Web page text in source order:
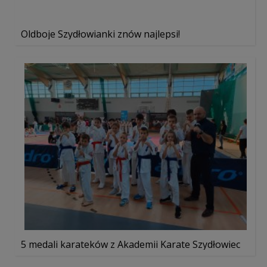
Oldboje Szydłowianki znów najlepsi!
5 medali karateków z Akademii Karate Szydłowiec